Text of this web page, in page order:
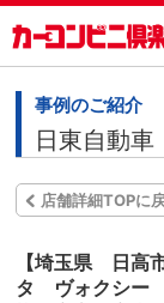
事例のご紹介
日東自動車
店舗詳細TOPに
【埼玉県 日高
タ ヴォクシー